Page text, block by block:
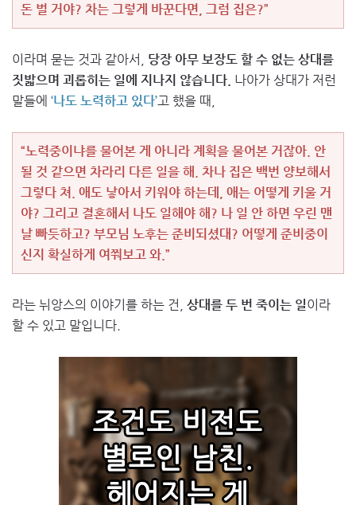
돈 벌 거야? 차는 그렇게 바꾼다면, 그럼 집은?”
이라며 묻는 것과 같아서, 당장 아무 보장도 할 수 없는 상대를
짓밟으며 괴롭히는 일에 지나지 않습니다. 나아가 상대가 저런
말들에 ‘나도 노력하고 있다’고 했을 때,
“노력중이냐를 물어본 게 아니라 계획을 물어본 거잖아. 안
될 것 같으면 차라리 다른 일을 해. 차나 집은 백번 양보해서
그렇다 쳐. 애도 낳아서 키워야 하는데, 애는 어떻게 키울 거
야? 그리고 결혼해서 나도 일해야 해? 나 일 안 하면 우린 맨
날 빠듯하고? 부모님 노후는 준비되셨대? 어떻게 준비중이
신지 확실하게 여쭤보고 와.”
라는 뉘앙스의 이야기를 하는 건, 상대를 두 번 죽이는 일이라
할 수 있고 말입니다.